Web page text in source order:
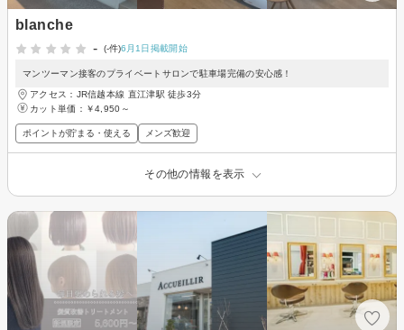
blanche
-
(-件)6月1日掲載開始
マンツーマン接客のプライベートサロンで駐車場完備の安心感！
アクセス：JR信越本線 直江津駅 徒歩3分
カット単価： ￥4,950～
ポイントが貯まる・使える メンズ歓迎
その他の情報を表示